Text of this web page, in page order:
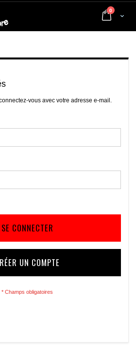
Cart
0 articles
vous avec votre adresse e-mail.
SE CONNECTER
UN COMPTE